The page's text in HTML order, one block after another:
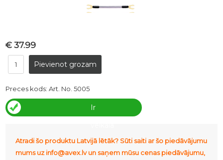
€ 37.99
Preces kods:Art. No. 5005
Ir
Atradi šo produktu Latvijā lētāk? Sūti saiti ar šo piedāvājumu
mums uz info@avex.lv un saņem mūsu cenas piedāvājumu,